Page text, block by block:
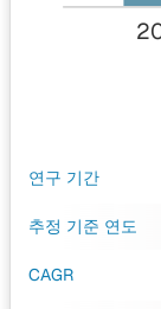
연구 기간
추정 기준 연도
CAGR